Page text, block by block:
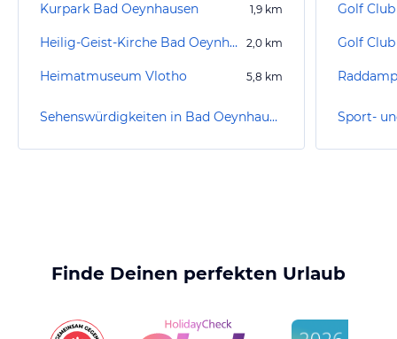
Kurpark Bad Oeynhausen 1,9 km
Heilig-Geist-Kirche Bad Oeynhausen 2,0 km
Heimatmuseum Vlotho 5,8 km
Sehenswürdigkeiten in Bad Oeynhausen
Golf
Golf Club
Finde Deinen perfekten Urlaub